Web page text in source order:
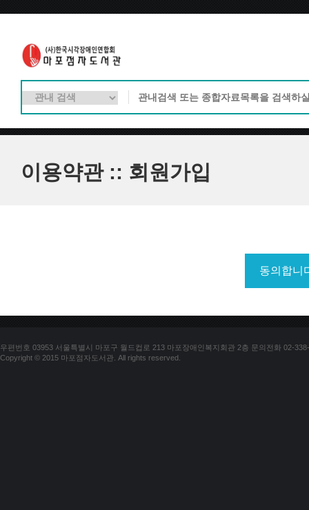
이용약관 :: 회원가입
우편번호 03953 서울특별시 마포구 월드컵로 213 마포장애인복지회관 2층 문의전화 02-
Copyright © 2015 마포점자도서관. All rights reserved.